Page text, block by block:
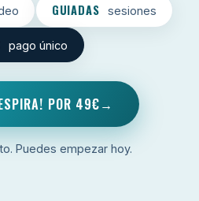
GUIADAS sesiones
pago único
POR 49€
Puedes empezar hoy.